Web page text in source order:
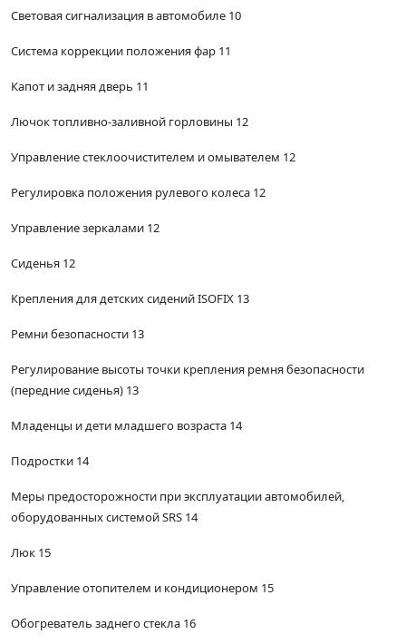
Световая сигнализация в автомобиле 10
Система коррекции положения фар 11
Капот и задняя дверь 11
Лючок топливно-заливной горловины 12
Управление стеклоочистителем и омывателем 12
Регулировка положения рулевого колеса 12
Управление зеркалами 12
Сиденья 12
Крепления для детских сидений ISOFIX 13
Ремни безопасности 13
Регулирование высоты точки крепления ремня безопасности
(передние сиденья) 13
Младенцы и дети младшего возраста 14
Подростки 14
Меры предосторожности при эксплуатации автомобилей,
оборудованных системой SRS 14
Люк 15
Управление отопителем и кондиционером 15
Обогреватель заднего стекла 16